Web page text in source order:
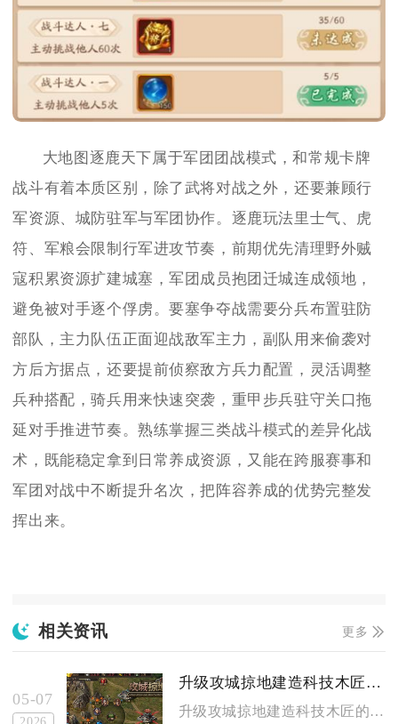
大地图逐鹿天下属于军团团战模式，和常规卡牌
战斗有着本质区别，除了武将对战之外，还要兼顾行
军资源、城防驻军与军团协作。逐鹿玩法里士气、虎
符、军粮会限制行军进攻节奏，前期优先清理野外贼
寇积累资源扩建城塞，军团成员抱团迁城连成领地，
避免被对手逐个俘虏。要塞争夺战需要分兵布置驻防
部队，主力队伍正面迎战敌军主力，副队用来偷袭对
方后方据点，还要提前侦察敌方兵力配置，灵活调整
兵种搭配，骑兵用来快速突袭，重甲步兵驻守关口拖
延对手推进节奏。熟练掌握三类战斗模式的差异化战
术，既能稳定拿到日常养成资源，又能在跨服赛事和
军团对战中不断提升名次，把阵容养成的优势完整发
挥出来。
相关资讯 更多
05-07
升级攻城掠地建造科技木匠的技巧有哪些
升级攻城掠地建造科技木匠的核心技巧是优先解锁前置科技、精准把...